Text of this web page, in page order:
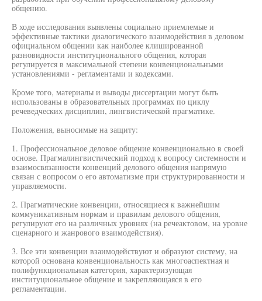
общению.
В ходе исследования выявлены социально приемлемые и
эффективные тактики диалогического взаимодействия в деловом
официальном общении как наиболее клишированной
разновидности институционального общения, которая
регулируется в максимальной степени конвенциональными
установлениями - регламентами и кодексами.
Кроме того, материалы и выводы диссертации могут быть
использованы в образовательных программах по циклу
речеведческих дисциплин, лингвистической прагматике.
Положения, выносимые на защиту:
1. Профессиональное деловое общение конвенционально в своей
основе. Прагмалингвистический подход к вопросу системности и
взаимосвязанности конвенций делового общения напрямую
связан с вопросом о его автоматизме при структурированности и
управляемости.
2. Прагматические конвенции, относящиеся к важнейшим
коммуникативным нормам и правилам делового общения,
регулируют его на различных уровнях (на речеактовом, на уровне
сценарного и жанрового взаимодействия).
3. Все эти конвенции взаимодействуют и образуют систему, на
которой основана конвенциональность как многоаспектная и
полифункциональная категория, характеризующая
институциональное общение и закрепляющаяся в его
регламентации.